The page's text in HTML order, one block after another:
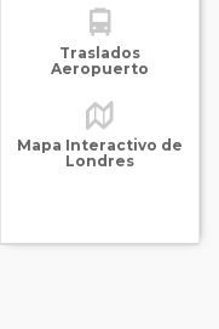
Traslados
Aeropuerto
Mapa Interactivo de
Londres